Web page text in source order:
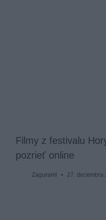
Filmy z festivalu
pozrieť online
Zagurami 27. decembra